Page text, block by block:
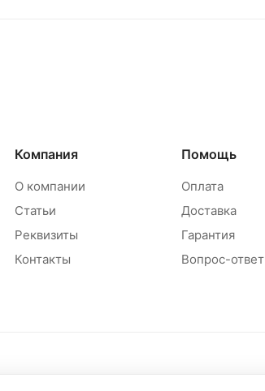
Компания
О компании
Статьи
Реквизиты
Контакты
Помощь
Оплата
Доставка
Гарантия
Вопрос-ответ